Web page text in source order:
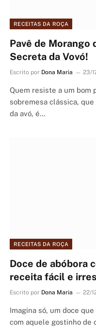
RECEITAS DA ROÇA
Pavê de Morango
Secreta da Vovó!
Escrito por Dona Maria 23/
Quem resiste a um bom
sobremesa clássica,
da avó, é…
RECEITAS DA ROÇA
Doce de abóbora
receita fácil e
Escrito por Dona Maria 22/
Imagina só, um doce
com aquele gostinho de